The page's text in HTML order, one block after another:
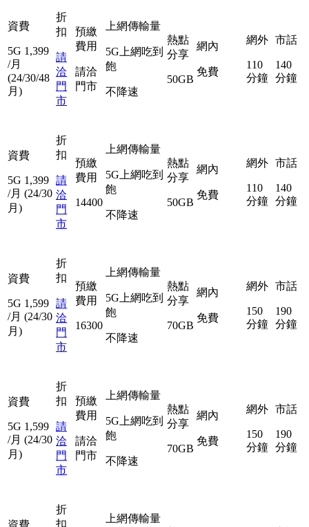
資費
5G 1,399
/月
(24/30/48
月)
折
扣
請
洽
門
市
預繳
費用
請洽
門市
上網傳輸量
5G上網吃到
飽
不降速
熱點
分享
50GB
網內
免費
網外
110
分鐘
市話
140
分鐘
資費
5G 1,399
/月 (24/30
月)
折
扣
請
洽
門
市
預繳
費用
14400
上網傳輸量
5G上網吃到
飽
不降速
熱點
分享
50GB
網內
免費
網外
110
分鐘
市話
140
分鐘
資費
5G 1,599
/月 (24/30
月)
折
扣
請
洽
門
市
預繳
費用
16300
上網傳輸量
5G上網吃到
飽
不降速
熱點
分享
70GB
網內
免費
網外
150
分鐘
市話
190
分鐘
資費
5G 1,599
/月 (24/30
月)
折
扣
請
洽
門
市
預繳
費用
請洽
門市
上網傳輸量
5G上網吃到
飽
不降速
熱點
分享
70GB
網內
免費
網外
150
分鐘
市話
190
分鐘
資費
折
扣
上網傳輸量